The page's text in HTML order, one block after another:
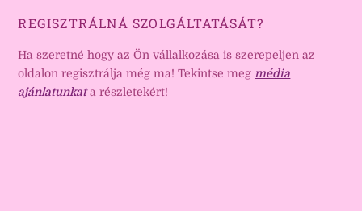
REGISZTRÁLNÁ SZOLGÁLTATÁSÁT?
Ha szeretné hogy az Ön vállalkozása is szerepeljen az
oldalon regisztrálja még ma! Tekintse meg média
ajánlatunkat a részletekért!